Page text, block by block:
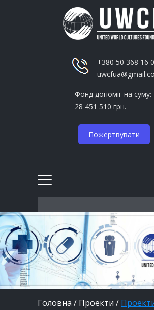
+380 50 368 16
Фонд допоміг на суму:
28 451 510 грн.
Пожертвувати
Головна / Проекти /